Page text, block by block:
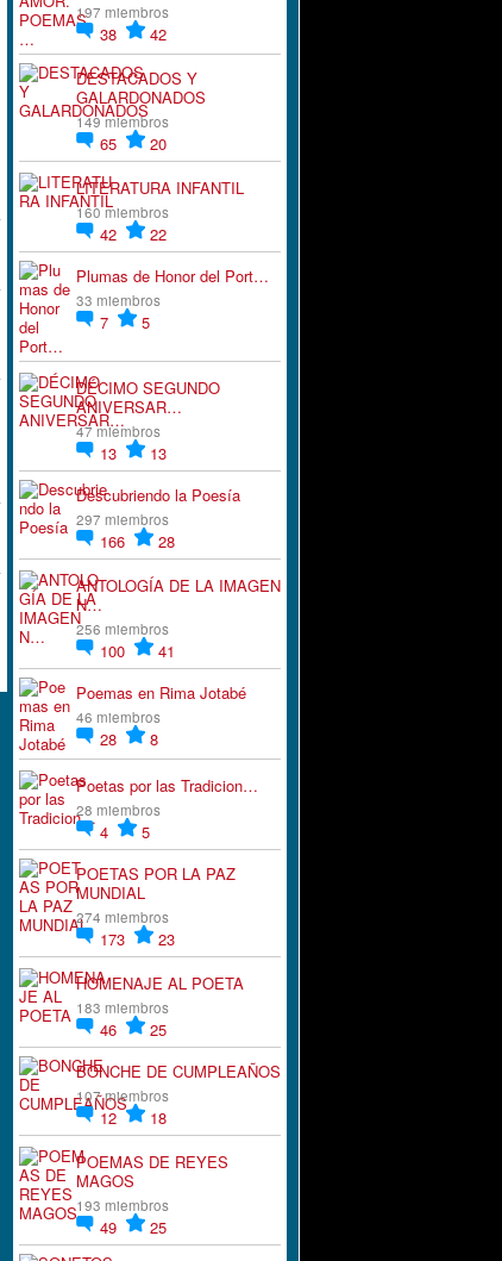
197 miembros
38
42
DESTACADOS Y
GALARDONADOS
149 miembros
65
20
LITERATURA INFANTIL
160 miembros
42
22
Plumas de Honor del Port…
33 miembros
7 5
DÉCIMO SEGUNDO
ANIVERSAR…
47 miembros
13
13
Descubriendo la Poesía
297 miembros
166
28
ANTOLOGÍA DE LA IMAGEN
N…
256 miembros
100
41
Poemas en Rima Jotabé
46 miembros
28 8
Poetas por las Tradicion…
28 miembros
4
5
POETAS POR LA PAZ
MUNDIAL
274 miembros
173
23
HOMENAJE AL POETA
183 miembros
46
25
BONCHE DE CUMPLEAÑOS
107 miembros
12
18
POEMAS DE REYES
MAGOS
193 miembros
49
25